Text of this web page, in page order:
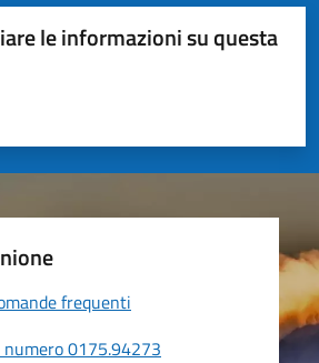
le informazioni su questa
5 stelle su 5
su 5
su 5
5
frequenti
numero 0175.94273